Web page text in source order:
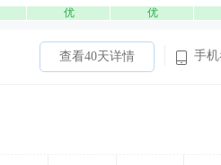
优
优
查看40天详情 手